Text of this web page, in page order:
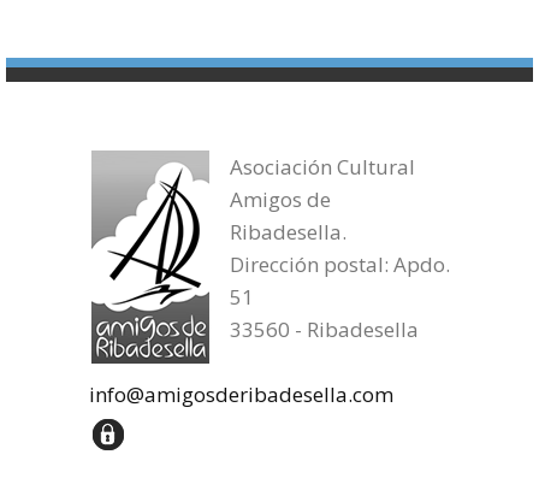
Asociación Cultural
Amigos de
Ribadesella.
Dirección postal: Apdo.
51
33560 - Ribadesella
info@amigosderibadesella.com